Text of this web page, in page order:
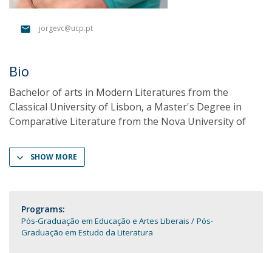
jorgevc@ucp.pt
Bio
Bachelor of arts in Modern Literatures from the
Classical University of Lisbon, a Master's Degree in
Comparative Literature from the Nova University of
SHOW MORE
Programs:
Pós-Graduação em Educação e Artes Liberais
Pós-
Graduação em Estudo da Literatura